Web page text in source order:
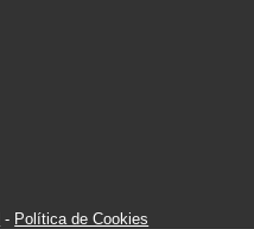
- Política de Cookies